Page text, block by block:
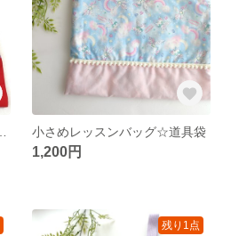
小さめレッスンバッグ☆道具袋
1,200円
残り1点